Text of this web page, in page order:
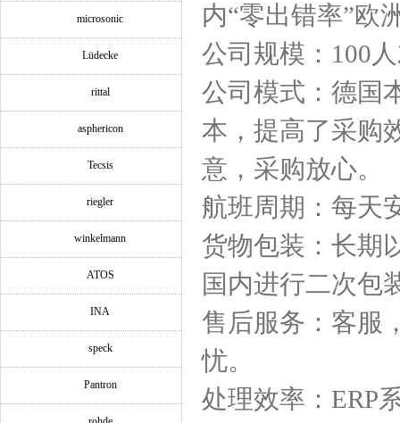
microsonic
Lüdecke
rittal
asphericon
Tecsis
riegler
winkelmann
ATOS
INA
speck
Pantron
内“零出错率”欧
公司规模：100
公司模式：德国
本，提高了采购
意，采购放心。
航班周期：每天
货物包装：长期
国内进行二次包
售后服务：客服
忧。
处理效率：ERP